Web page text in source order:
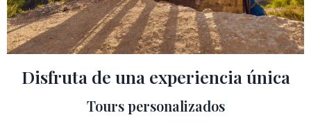
Disfruta de una experiencia única
Tours personalizados